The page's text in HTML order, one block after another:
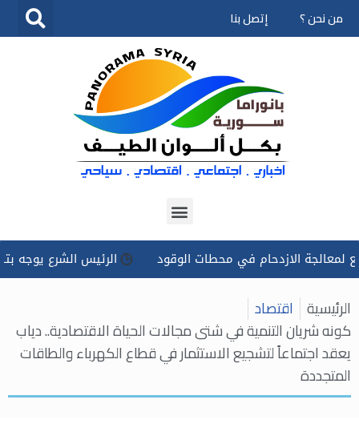
تخطى
من نحن ؟ إتصل بنا
الازدحام في محطات الوقود الرئيس الشرع يوجه بتسخير كل
الرئيسية اقتصاد
كونه شريان التنمية في شتى مجالات الحياة الاقتصادية.. دياب
يعقد اجتماعاً لتشجيع الاستثمار في قطاع الكهرباء والطاقات
المتجددة